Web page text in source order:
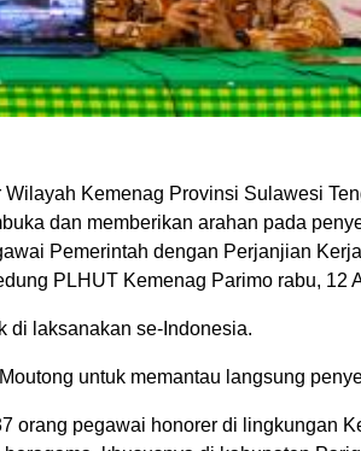
Kemenag Provinsi Sulawesi
dan memberikan arahan pada
Pemerintah dengan Perjanjian
PLHUT Kemenag Parimo rabu, 12
di laksanakan se-Indonesia.
untuk memantau langsung
orang pegawai honorer di lingkungan